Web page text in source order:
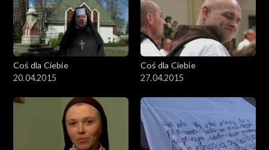
Coś dla Ciebie
20.04.2015
Coś dla Ciebie
27.04.2015